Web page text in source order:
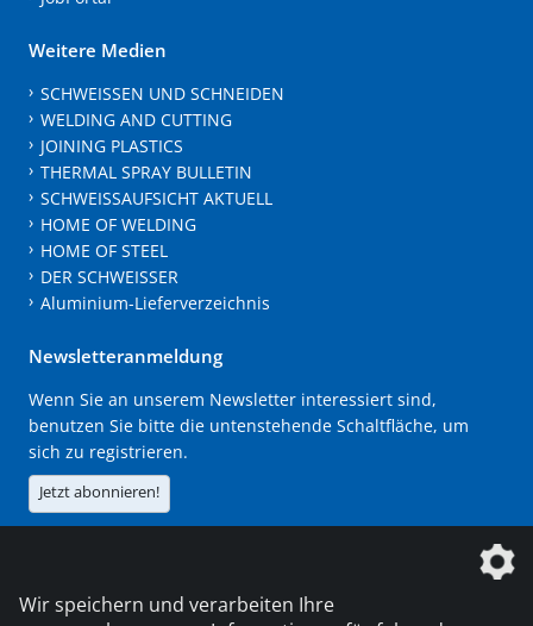
Weitere Medien
SCHWEISSEN UND SCHNEIDEN
WELDING AND CUTTING
JOINING PLASTICS
THERMAL SPRAY BULLETIN
SCHWEISSAUFSICHT AKTUELL
HOME OF WELDING
HOME OF STEEL
DER SCHWEISSER
Aluminium-Lieferverzeichnis
Newsletteranmeldung
Wenn Sie an unserem Newsletter interessiert sind,
benutzen Sie bitte die untenstehende Schaltfläche, um
sich zu registrieren.
Jetzt abonnieren!
Wir speichern und verarbeiten Ihre